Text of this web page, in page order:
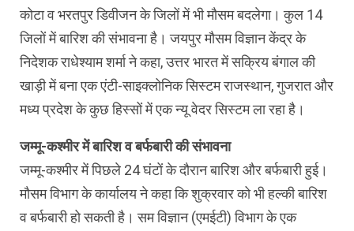
कोटा व भरतपुर डिवीजन के जिलों में भी मौसम बदलेगा। कुल 14
जिलों में बारिश की संभावना है। जयपुर मौसम विज्ञान केंद्र के
निदेशक राधेश्याम शर्मा ने कहा, उत्तर भारत में सक्रिय बंगाल की
खाड़ी में बना एक एंटी-साइक्लोनिक सिस्टम राजस्थान, गुजरात और
मध्य प्रदेश के कुछ हिस्सों में एक न्यू वेदर सिस्टम ला रहा है।
जम्मू-कश्मीर में बारिश व बर्फबारी की संभावना
जम्मू-कश्मीर में पिछले 24 घंटों के दौरान बारिश और बर्फबारी हुई।
मौसम विभाग के कार्यालय ने कहा कि शुक्रवार को भी हल्की बारिश
व बर्फबारी हो सकती है। सम विज्ञान (एमईटी) विभाग के एक